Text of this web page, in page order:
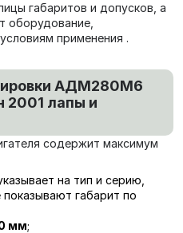
габаритов и допусков, а
оборудование,
применения .
АДМ280М6
2001 лапы и
содержит максимум
на тип и серию,
габарит по
мм;